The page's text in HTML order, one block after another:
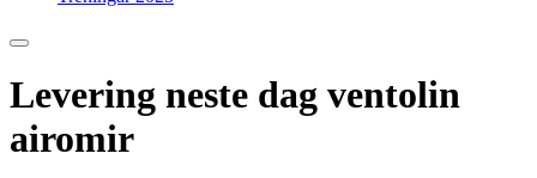
Levering neste dag ventolin
airomir